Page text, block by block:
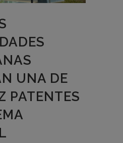
UNA DE
PATENTES